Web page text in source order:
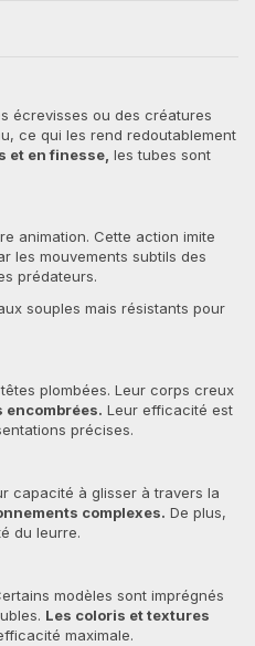
écrevisses ou des créatures
ce qui les rend redoutablement
et en finesse, les tubes sont
animation. Cette action imite
les mouvements subtils des
prédateurs.
souples mais résistants pour
plombées. Leur corps creux
Leur efficacité est
précises.
capacité à glisser à travers la
complexes. De plus,
du leurre.
modèles sont imprégnés
Les coloris et textures
maximale.